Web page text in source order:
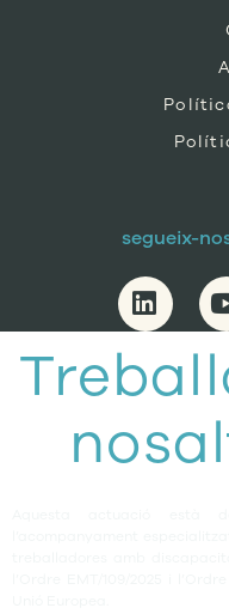
segueix-